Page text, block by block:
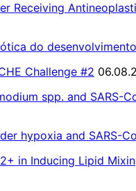
Receiving
do
Challenge #2
spp. and SARS-
hypoxia and SARS-
in Inducing Lipid